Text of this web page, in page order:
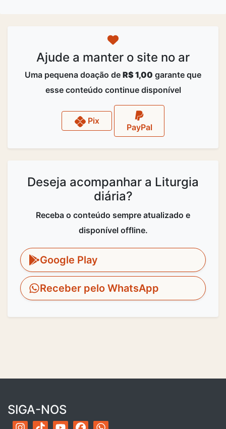
Ajude a manter o site no ar
Uma pequena doação de R$ 1,00 garante que
esse conteúdo continue disponível
Pix
PayPal
Deseja acompanhar a Liturgia
diária?
Receba o conteúdo sempre atualizado e
disponível offline.
Google Play
Receber pelo WhatsApp
SIGA-NOS